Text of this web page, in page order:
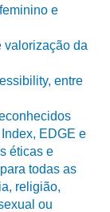
e
valorização da
entre
EDGE e
éticas e
todas as
religião,
ou